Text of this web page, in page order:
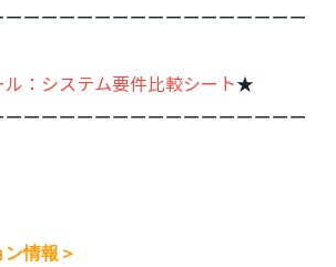
ーーーーーーーーーーーーーーーー
：システム要件比較シート★
ーーーーーーーーーーーーーーーー
情報＞